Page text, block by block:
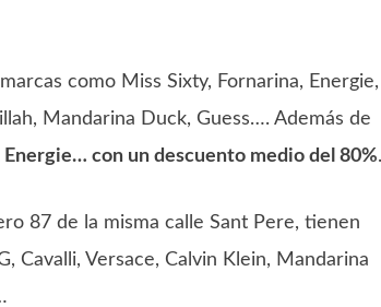
como Miss Sixty, Fornarina, Energie,
Mandarina Duck, Guess…. Además de
con un descuento medio del 80%.
87 de la misma calle Sant Pere, tienen
Cavalli, Versace, Calvin Klein, Mandarina